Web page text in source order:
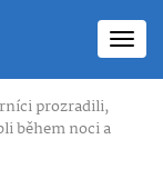
prozradili,
během noci a